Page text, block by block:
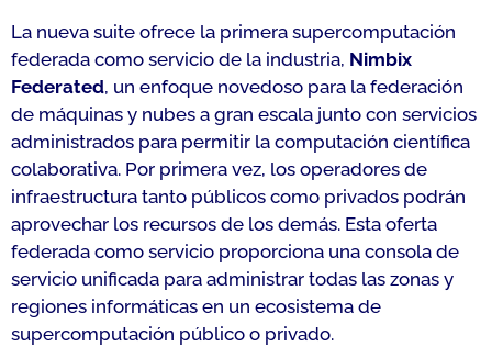
La nueva suite ofrece la primera supercomputación
federada como servicio de la industria, Nimbix
Federated, un enfoque novedoso para la federación
de máquinas y nubes a gran escala junto con servicios
administrados para permitir la computación científica
colaborativa. Por primera vez, los operadores de
infraestructura tanto públicos como privados podrán
aprovechar los recursos de los demás. Esta oferta
federada como servicio proporciona una consola de
servicio unificada para administrar todas las zonas y
regiones informáticas en un ecosistema de
supercomputación público o privado.